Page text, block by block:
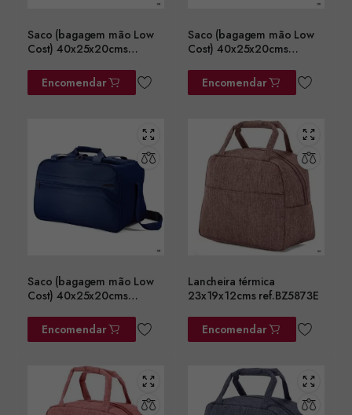
Saco (bagagem mão Low
Cost) 40x25x20cms
Encomendar
Saco (bagagem mão Low
Cost) 40x25x20cms
Encomendar
Saco (bagagem mão Low
Cost) 40x25x20cms
Encomendar
Lancheira térmica
23x19x12cms ref.BZ5873E
Encomendar